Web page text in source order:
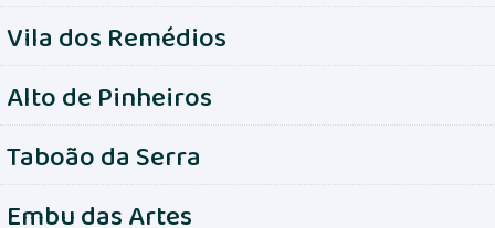
Vila dos Remédios
Alto de Pinheiros
Taboão da Serra
Embu das Artes